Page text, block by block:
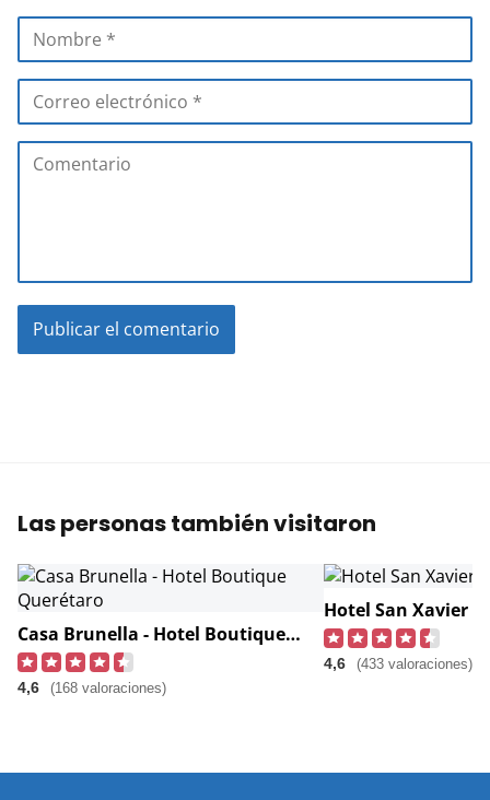
Las personas también visitaron
Casa Brunella - Hotel Boutique Querétaro
4,6 (168 valoraciones)
Hotel San Xavier
4,6 (433 valoraciones)